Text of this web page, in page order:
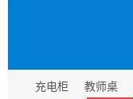
充电柜 教师桌